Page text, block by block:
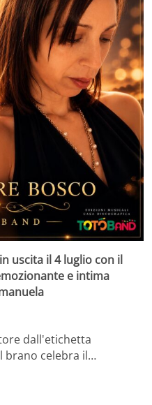
uscita il 4 luglio con il
e intima
dall'etichetta
brano celebra il…